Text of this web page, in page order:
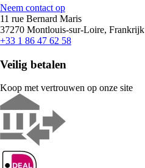
Neem contact op
11 rue Bernard Maris
37270 Montlouis-sur-Loire, Frankrijk
+33 1 86 47 62 58
Veilig betalen
Koop met vertrouwen op onze site